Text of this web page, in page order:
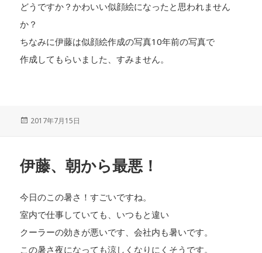
どうですか？かわいい似顔絵になったと思われません
か？
ちなみに伊藤は似顔絵作成の写真10年前の写真で
作成してもらいました、すみません。
投
2017年7月15日
伊藤、朝から最悪！
今日のこの暑さ！すごいですね。
室内で仕事していても、いつもと違い
クーラーの効きが悪いです、会社内も暑いです。
この暑さ夜になっても涼しくなりにくそうです。